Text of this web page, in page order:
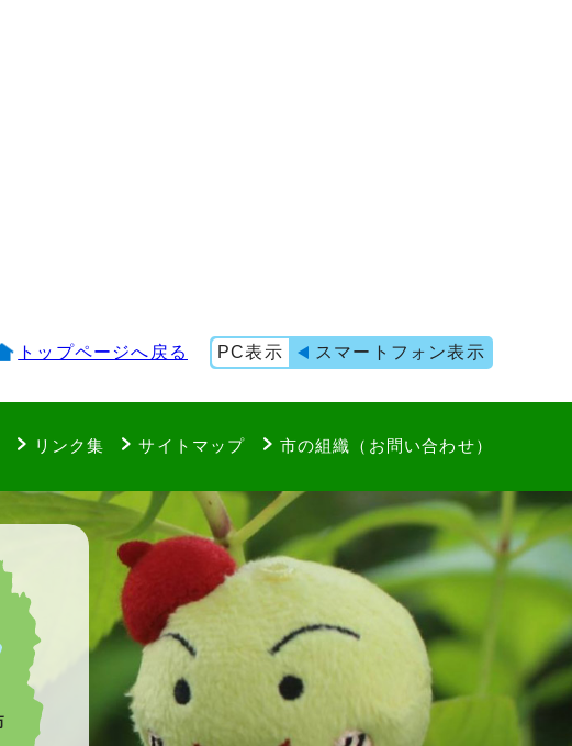
トップページへ戻る PC表示 スマートフォン表示
リンク集 サイトマップ 市の組織（お問い合わせ）